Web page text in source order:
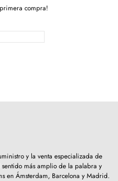
compra!
y la venta especializada de
más amplio de la palabra y
en Ámsterdam, Barcelona y Madrid.